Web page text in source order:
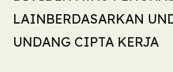
LAINBERDASARKAN
UNDANG CIPTA KERJA